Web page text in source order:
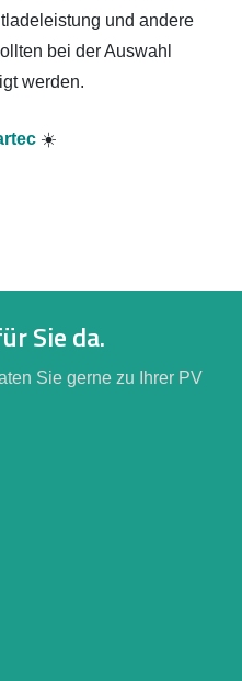
und andere
bei der Auswahl
werden.
☀️
Sie da.
Sie gerne zu Ihrer PV